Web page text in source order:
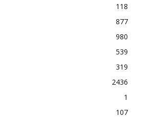
118
877
980
539
319
2436
1
107